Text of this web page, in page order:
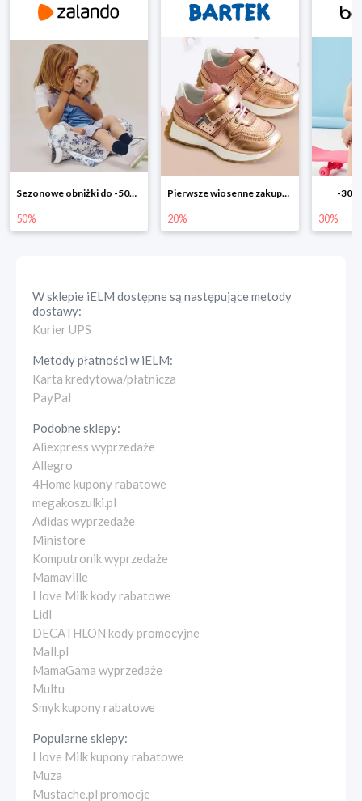
Pierwsze wiosenne zakupy -20%
20%
-30% na wszystko!!
30%
-40%
40%
W sklepie iELM dostępne są następujące metody
dostawy:
Kurier UPS
Metody płatności wiELM:
Karta kredytowa/płatnicza
PayPal
Podobne sklepy:
Aliexpress wyprzedaże
Allegro
4Home kupony rabatowe
megakoszulki.pl
Adidas wyprzedaże
Ministore
Komputronik wyprzedaże
Mamaville
I love Milk kody rabatowe
Lidl
DECATHLON kody promocyjne
Mall.pl
MamaGama wyprzedaże
Multu
Smyk kupony rabatowe
Popularne sklepy:
I love Milk kupony rabatowe
Muza
Mustache.pl promocje